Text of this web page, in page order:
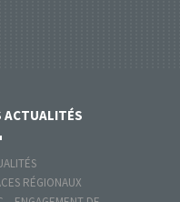
ACTUALITÉS
RÉGIONAUX